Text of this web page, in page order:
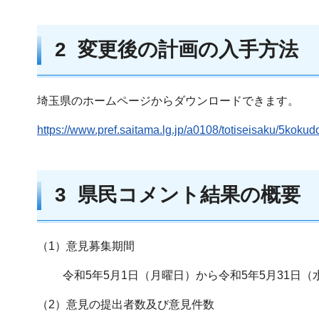
2 変更後の計画の入手方法
埼玉県のホームページからダウンロードできます。
https://www.pref.saitama.lg.jp/a0108/totiseisaku/
3 県民コメント結果の概要
（1）意見募集期間
令和5年5月1日（月曜日）から令和5年5月31日（水
（2）意見の提出者数及び意見件数